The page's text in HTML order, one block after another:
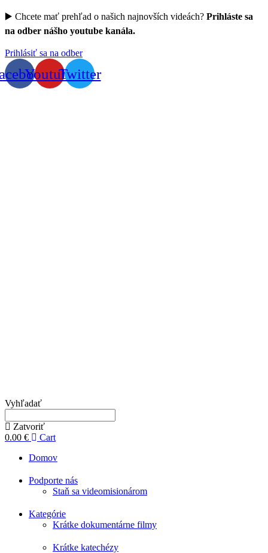
▶️ Chcete mať prehľad o našich najnovších videách? Prihláste sa
na odber nášho youtube kanála.
Prihlásiť sa na odber
YoutubeTwitter
Vyhľadať
Zatvoriť
0.00 €
Cart
Domov
Podporte nás
Staň sa videomisionárom
Kategórie
Krátke dokumentárne filmy
Krátke katechézy